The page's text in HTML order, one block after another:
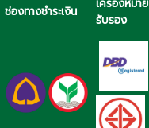
ช่องทางชำระเงิน
เครื่องหมาย
รับรอง